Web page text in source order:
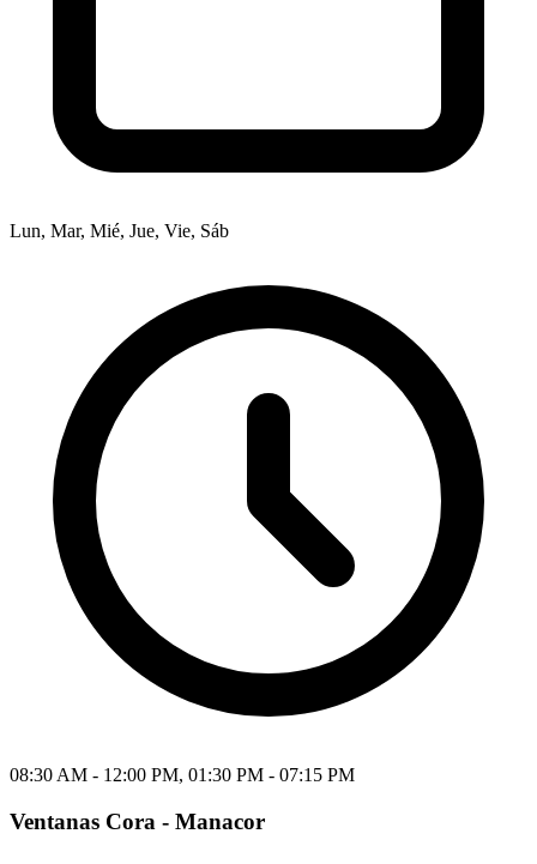
Lun, Mar, Mié, Jue, Vie, Sáb
08:30 AM - 12:00 PM, 01:30 PM - 07:15 PM
Ventanas Cora - Manacor